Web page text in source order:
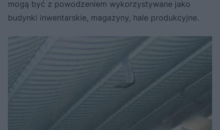
mogą być z powodzeniem wykorzystywane jako
budynki inwentarskie, magazyny, hale produkcyjne.